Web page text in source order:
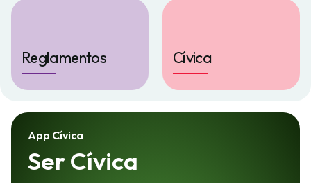
Reglamentos Cívica
App Cívica
Ser Cívica